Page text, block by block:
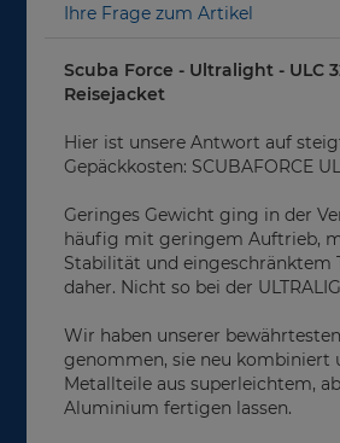
Ihre Frage zum Artikel
Scuba Force - Ultralight - ULC
Reisejacket
Hier ist unsere Antwort auf
Gepäckkosten: SCUBAFORCE
Geringes Gewicht ging in der
häufig mit geringem Auftrieb,
Stabilität und eingeschränktem
daher. Nicht so bei der
Wir haben unserer
genommen, sie neu kombiniert
Metallteile aus superleichtem,
Aluminium fertigen lassen.